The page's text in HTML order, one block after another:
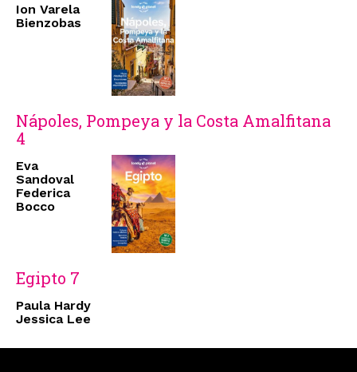
Ion Varela
Bienzobas
Nápoles, Pompeya y la Costa Amalfitana
4
Eva
Sandoval
Federica
Bocco
Egipto 7
Paula Hardy
Jessica Lee